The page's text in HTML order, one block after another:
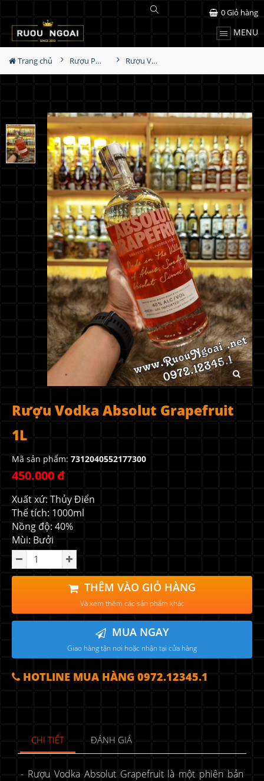
MENU
0Giỏ hàng
Trang chủ Rượu Pha Chế Rượu Vodka Absolut Grapefruit 1L
Rượu Vodka Absolut Grapefruit
1L
Mã sản phẩm: 7312040552177300
450.000 đ
Xuất xứ: Thủy Điển
Thể tích: 1000ml
Nồng độ: 40%
Mùi: Bưởi
THÊM VÀO GIỎ HÀNG
Và xem thêm các sản phẩm khác
MUA NGAY
Giao hàng tận nơi hoặc nhận tại cửa hàng
HOTLINE MUA HÀNG 0972.12345.1
CHI TIẾT ĐÁNH GIÁ
- Rượu Vodka Absolut Grapefruit là một phiên bản